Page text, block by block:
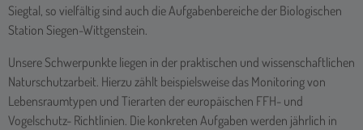
Siegtal, so vielfältig sind auch die Aufgabenbereiche der Biologischen
Station Siegen-Wittgenstein.
Unsere Schwerpunkte liegen in der praktischen und wissenschaftlichen
Naturschutzarbeit. Hierzu zählt beispielsweise das Monitoring von
Lebensraumtypen und Tierarten der europäischen FFH- und
Vogelschutz- Richtlinien. Die konkreten Aufgaben werden jährlich in